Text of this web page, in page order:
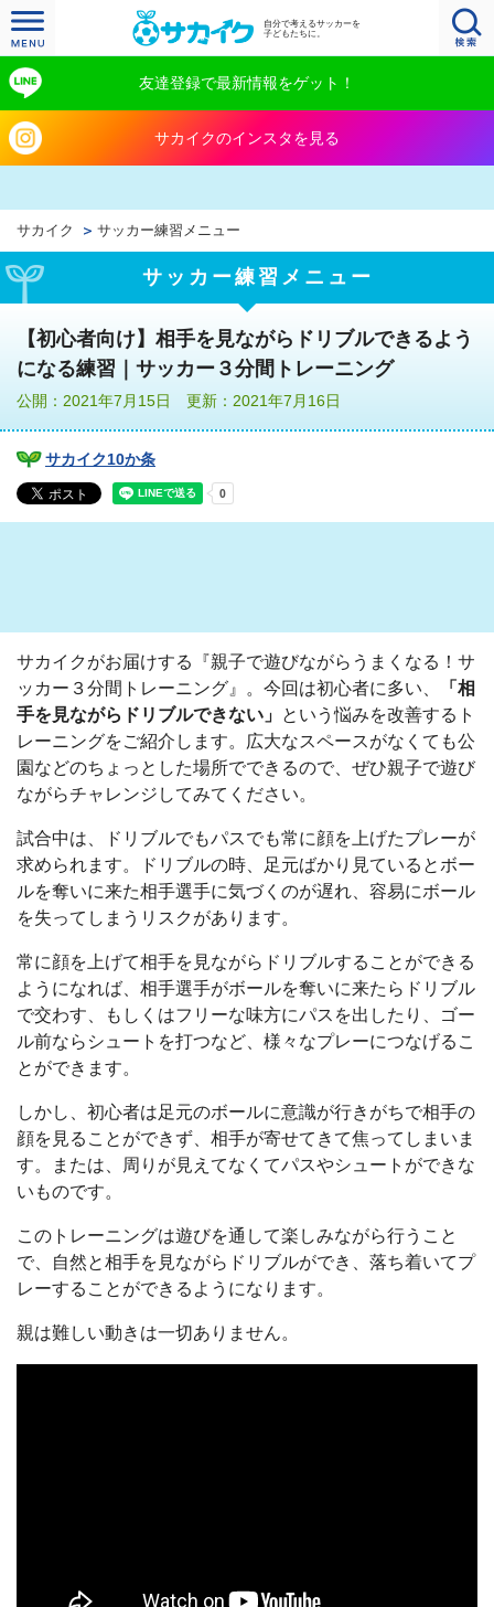
自分で考えるサッカーを
子どもたちに。
友達登録で最新情報をゲット！
サカイクのインスタを見る
サカイク サッカー練習メニュー
サッカー練習メニュー
【初心者向け】相手を見ながらドリブルできるよう
になる練習｜サッカー３分間トレーニング
公開：2021年7月15日 更新：2021年7月16日
サカイク10か条
サカイクがお届けする『親子で遊びながらうまくなる！サ
ッカー３分間トレーニング』。今回は初心者に多い、
「 相
手を見ながらドリブルできない 」 という悩みを改善するト
レーニングをご紹介します。広大なスペースがなくても公
園などのちょっとした場所でできるので、ぜひ親子で遊び
ながらチャレンジしてみてください。
試合中は、ドリブルでもパスでも常に顔を上げたプレーが
求められます。ドリブルの時、足元ばかり見ているとボー
ルを奪いに来た相手選手に気づくのが遅れ、容易にボール
を失ってしまうリスクがあります。
常に顔を上げて相手を見ながらドリブルすることができる
ようになれば、相手選手がボールを奪いに来たらドリブル
で交わす、もしくはフリーな味方にパスを出したり、ゴー
ル前ならシュートを打つなど、様々なプレーにつなげるこ
とができます。
しかし、初心者は足元のボールに意識が行きがちで相手の
顔を見ることができず、相手が寄せてきて焦ってしまいま
す。または、周りが見えてなくてパスやシュートができな
いものです。
このトレーニングは遊びを通して楽しみながら行うこと
で、
自然と相手を見ながらドリブルができ、落ち着いてプ
レーすることができるようになります。
親は難しい動きは一切ありません。